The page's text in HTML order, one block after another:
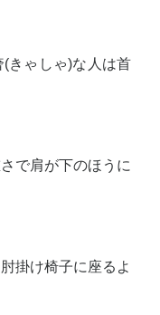
きゃしゃ)な人は首
で肩が下のほうに
掛け椅子に座るよ